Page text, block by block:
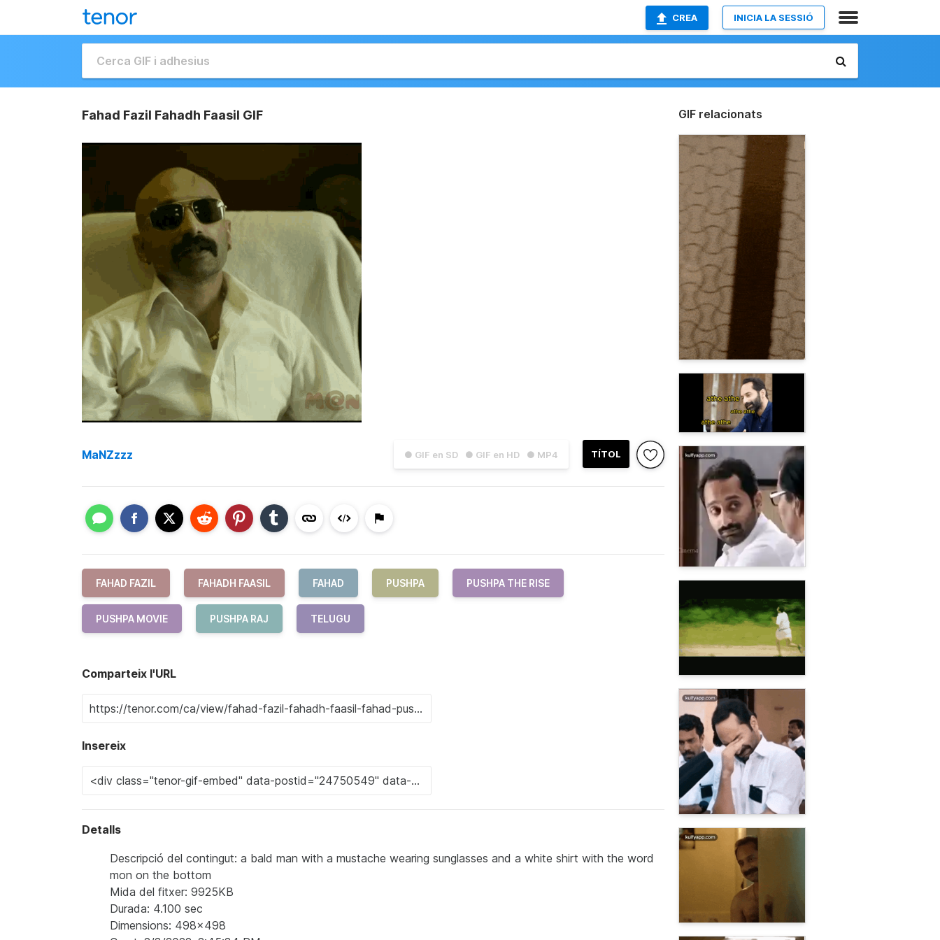
CREA INICIA LA SESSIÓ
Fahad Fazil Fahadh Faasil GIF
● GIF en SD ● GIF en HD ● MP4 TÍTOL
MaNZzzz
FAHAD FAZIL FAHADH FAASIL FAHAD PUSHPA PUSHPA THE RISE
PUSHPA MOVIE PUSHPA RAJ TELUGU
Comparteix l'URL
Insereix
Detalls
Descripció del contingut: a bald man with a mustache wearing sunglasses and a white shirt with the word
mon on the bottom
Mida del fitxer: 9925KB
Durada: 4.100 sec
Dimensions: 498x498
GIF relacionats